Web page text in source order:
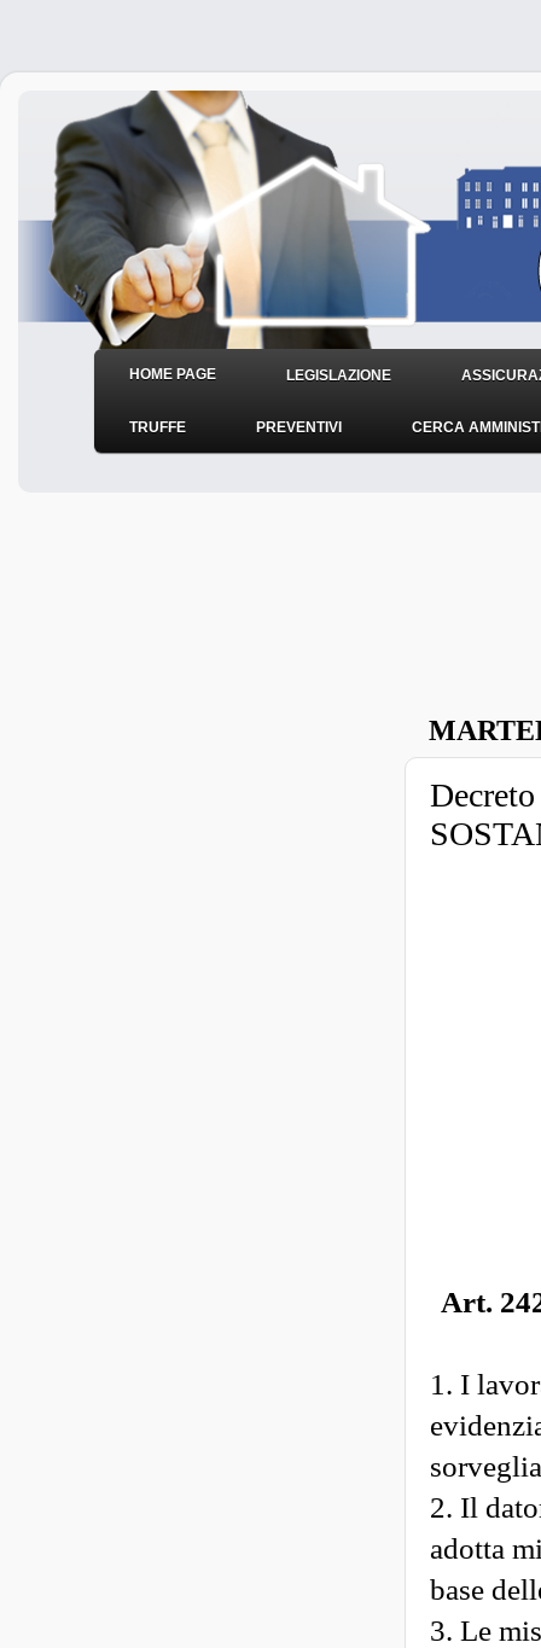
HOME PAGE LEGISLAZIONE
TRUFFE PREVENTIVI CERCA
Art.
1. I
2. Il
adotta
base
3. Le